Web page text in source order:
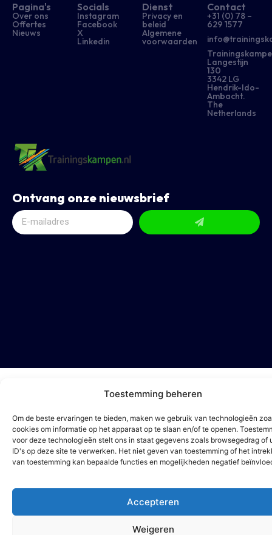
Toestemming beheren
Om de beste ervaringen te bieden, maken we gebruik van technologieën
cookies om informatie op het apparaat op te slaan en/of te openen.
voor deze technologieën stelt ons in staat gegevens zoals browsegedrag of
ID's op deze site te verwerken. Het niet geven van toestemming of het
van toestemming kan bepaalde functies en mogelijkheden negatief
Accepteren
Weigeren
Pagina's
Over ons
Offertes
Nieuws
Socials
Instagram
Facebook
X
Linkedin
Dienst
Privacy en
beleid
Algemene
voorwaarden
Contact
+31 (0) 78 –
629 1577​
Langestijn
130
3342 LG
Hendrik-Ido-
Ambacht.
The
Netherlands
Ontvang onze nieuwsbrief